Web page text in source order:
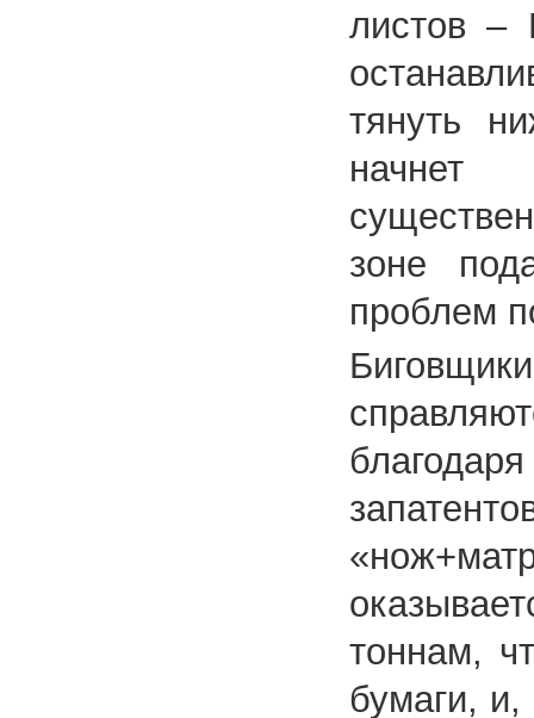
листов –
тянуть
начнет
зоне
проблем
тоннам,
бумаги, и,